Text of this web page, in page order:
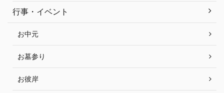
行事・イベント
お中元
お墓参り
お彼岸